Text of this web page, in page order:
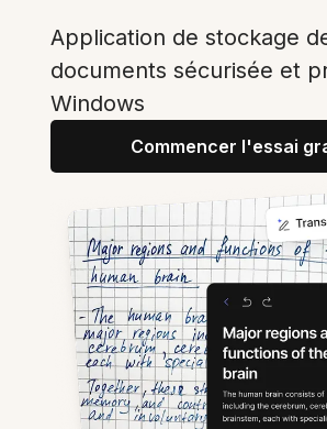
Application de stockage
documents sécurisée et
Windows
Commencer l'essai